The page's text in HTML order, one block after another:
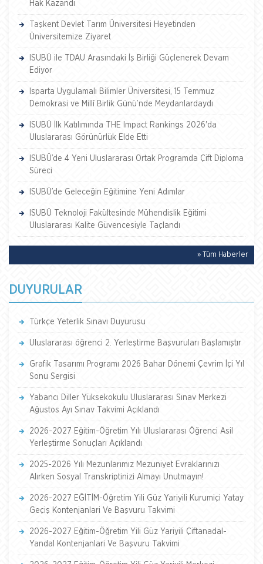
Hak Kazandı
Taşkent Devlet Tarım Üniversitesi Heyetinden
Üniversitemize Ziyaret
ISUBÜ ile TDAU Arasındaki İş Birliği Güçlenerek Devam
Ediyor
Isparta Uygulamalı Bilimler Üniversitesi, 15 Temmuz
Demokrasi ve Millî Birlik Günü’nde Meydanlardaydı
ISUBÜ İlk Katılımında THE Impact Rankings 2026'da
Uluslararası Görünürlük Elde Etti
ISUBÜ’de 4 Yeni Uluslararası Ortak Programda Çift Diploma
Süreci
ISUBÜ’de Geleceğin Eğitimine Yeni Adımlar
ISUBÜ Teknoloji Fakültesinde Mühendislik Eğitimi
Uluslararası Kalite Güvencesiyle Taçlandı
» Tüm Haberler
DUYURULAR
Türkçe Yeterlik Sınavı Duyurusu
Uluslararası öğrenci 2. Yerleştirme Başvuruları Başlamıştır
Grafik Tasarımı Programı 2026 Bahar Dönemi Çevrim İçi Yıl
Sonu Sergisi
Yabancı Diller Yüksekokulu Uluslararası Sınav Merkezi
Ağustos Ayı Sınav Takvimi Açıklandı
2026-2027 Eğitim-Öğretim Yılı Uluslararası Öğrenci Asil
Yerleştirme Sonuçları Açıklandı
2025-2026 Yılı Mezunlarımız Mezuniyet Evraklarınızı
Alırken Sosyal Transkriptinizi Almayı Unutmayın!
2026-2027 EĞİTİM-Öğretim Yili Güz Yariyili Kurumiçi Yatay
Geçiş Kontenjanlari Ve Başvuru Takvimi
2026-2027 Eğitim-Öğretim Yili Güz Yariyili Çiftanadal-
Yandal Kontenjanlari Ve Başvuru Takvimi